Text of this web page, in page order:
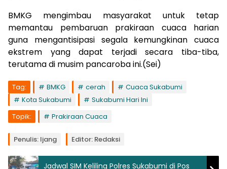
BMKG mengimbau masyarakat untuk tetap
memantau pembaruan prakiraan cuaca harian
guna mengantisipasi segala kemungkinan cuaca
ekstrem yang dapat terjadi secara tiba-tiba,
terutama di musim pancaroba ini.(Sei)
Tag: BMKG cerah
Cuaca Sukabumi
Kota Sukabumi
Sukabumi Hari Ini
Topik:
Prakiraan Cuaca
Penulis: Ijang Editor: Redaksi
Jadwal SIM Keliling Polres Sukabumi di Pos